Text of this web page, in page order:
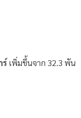
ร์ เพิ่มขึ้นจาก 32.3 พัน